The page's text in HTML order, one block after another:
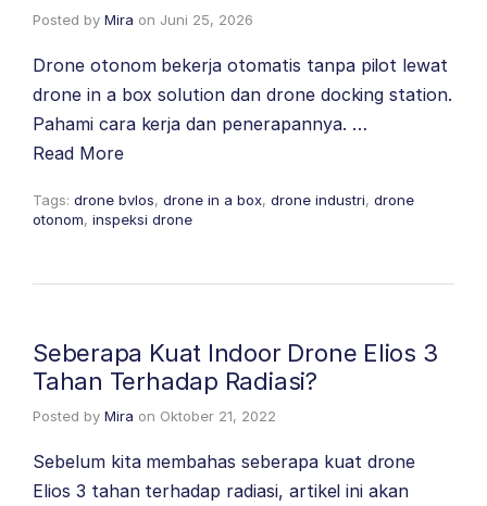
Posted by Mira on Juni 25, 2026
Drone otonom bekerja otomatis tanpa pilot lewat
drone in a box solution dan drone docking station.
Pahami cara kerja dan penerapannya. …
Read More
Tags: drone bvlos, drone in a box, drone industri, drone
otonom, inspeksi drone
Seberapa Kuat Indoor Drone Elios 3
Tahan Terhadap Radiasi?
Posted by Mira on Oktober 21, 2022
Sebelum kita membahas seberapa kuat drone
Elios 3 tahan terhadap radiasi, artikel ini akan